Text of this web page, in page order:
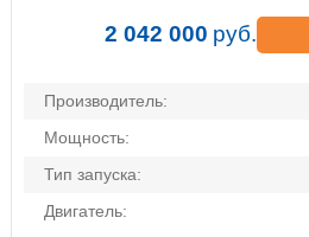
2 042 000 руб.
Производитель:
Мощность:
Тип запуска:
Двигатель: